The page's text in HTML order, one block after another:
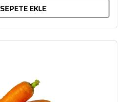
SEPETE EKLE